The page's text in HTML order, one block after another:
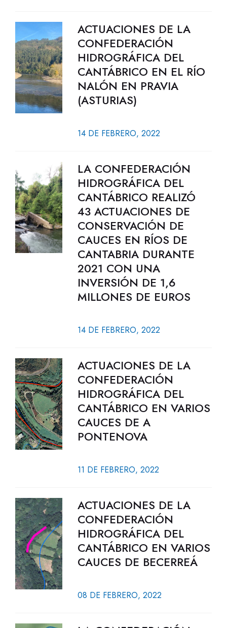
ACTUACIONES DE LA
CONFEDERACIÓN
HIDROGRÁFICA DEL
CANTÁBRICO EN EL RÍO
NALÓN EN PRAVIA
(ASTURIAS)
14 DE FEBRERO, 2022
LA CONFEDERACIÓN
HIDROGRÁFICA DEL
CANTÁBRICO REALIZÓ
43 ACTUACIONES DE
CONSERVACIÓN DE
CAUCES EN RÍOS DE
CANTABRIA DURANTE
2021 CON UNA
INVERSIÓN DE 1,6
MILLONES DE EUROS
14 DE FEBRERO, 2022
ACTUACIONES DE LA
CONFEDERACIÓN
HIDROGRÁFICA DEL
CANTÁBRICO EN VARIOS
CAUCES DE A
PONTENOVA
11 DE FEBRERO, 2022
ACTUACIONES DE LA
CONFEDERACIÓN
HIDROGRÁFICA DEL
CANTÁBRICO EN VARIOS
CAUCES DE BECERREÁ
08 DE FEBRERO, 2022